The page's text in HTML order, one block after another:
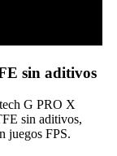
sin aditivos
G PRO X
sin aditivos,
juegos FPS.